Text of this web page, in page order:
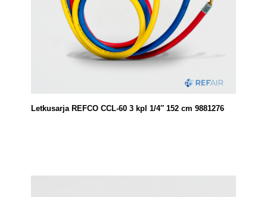
Letkusarja REFCO CCL-60 3 kpl 1/4″ 152 cm 9881276